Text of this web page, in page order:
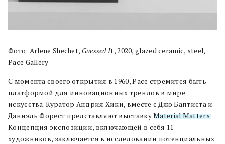
Фото: Arlene Shechet, Guessed It, 2020, glazed ceramic, steel,
Pace Gallery
С момента своего открытия в 1960, Pace стремится быть
платформой для инновационных трендов в мире
искусства. Куратор Андрия Хики, вместе с Джо Баптиста и
Даниэль Форест представляют выставкуMaterial Matters.
Концепция экспозиции, включающей в себя 11
художников, заключается в исследовании потенциальных